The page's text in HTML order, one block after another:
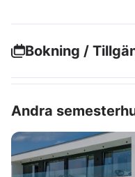
Bokning /
Andra